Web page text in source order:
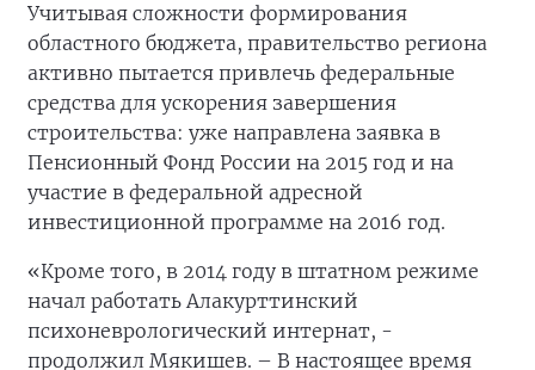
Учитывая сложности формирования
областного бюджета, правительство региона
активно пытается привлечь федеральные
средства для ускорения завершения
строительства: уже направлена заявка в
Пенсионный Фонд России на 2015 год и на
участие в федеральной адресной
инвестиционной программе на 2016 год.
«Кроме того, в 2014 году в штатном режиме
начал работать Алакурттинский
психоневрологический интернат, -
продолжил Мякишев. – В настоящее время